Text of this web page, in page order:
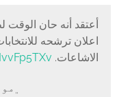
أعتقد أنه حان
اعلان ترشحه
الاشاعات.